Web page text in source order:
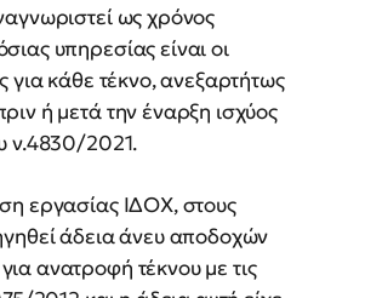
ως χρόνος
υπηρεσίας είναι οι
για κάθε τέκνο, ανεξαρτήτως
ή μετά την έναρξη ισχύος
ν.4830/2021.
εργασίας ΙΔΟΧ, στους
άδεια άνευ αποδοχών
ανατροφή τέκνου με τις